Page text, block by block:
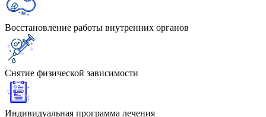
Восстановление работы внутренних органов
Снятие физической зависимости
Индивидуальная программа лечения